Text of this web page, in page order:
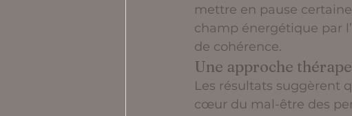
mettre en pause
champ énergétique par
de cohérence.
Une approche
Les résultats suggèrent
cœur du mal-être des